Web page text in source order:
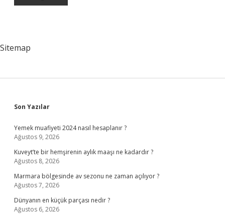
Sitemap
Sidebar
Son Yazılar
Yemek muafiyeti 2024 nasıl hesaplanır ?
Ağustos 9, 2026
Kuveyt’te bir hemşirenin aylık maaşı ne kadardır ?
Ağustos 8, 2026
Marmara bölgesinde av sezonu ne zaman açılıyor ?
Ağustos 7, 2026
Dünyanın en küçük parçası nedir ?
Ağustos 6, 2026